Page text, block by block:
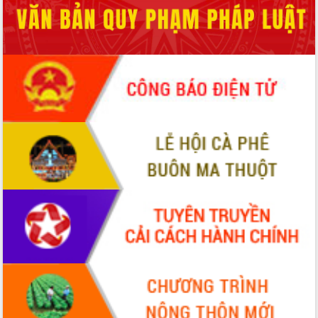
món ăn từ sầu riêng
Đắk Lắk công bố Quy hoạch và xúc
tiến đầu tư tỉnh
Ngành cá ngừ Đắk Lắk chủ động thích
ứng để giữ vững thị trường xuất khẩu
Diễn đàn Kinh tế tư nhân Việt Nam đột
phá cơ chế - Hợp tác công tư
Đề án 06 tạo bước ngoặt đột phá trong
cải cách hành chính tỉnh Đắk Lắk
Kết nối tour, đẩy mạnh chuyển đổi số
để phát triển du lịch Đắk Lắk
Khởi động Dự án Đầu tư xây dựng hạ
tầng kỹ thuật Cụm công nghiệp Tân
Tiến
Gặp mặt các cơ quan báo chí nhân Kỷ
niệm 101 năm Ngày Báo chí Cách
Đắk Lắk sơ kết 4 năm triển khai thực
hiện Đề án 06 của Chính phủ
Họp báo thông tin về Hội nghị Công bố